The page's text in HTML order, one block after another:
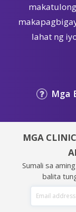
lahat ng
Mga
MGA
Sumali sa
balita